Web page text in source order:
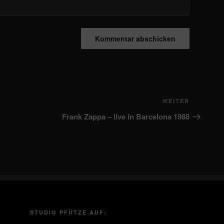
Beitrag
WEITER
Frank Zappa – live in Barcelona 1988
STUDIO PFÜTZE AUF: